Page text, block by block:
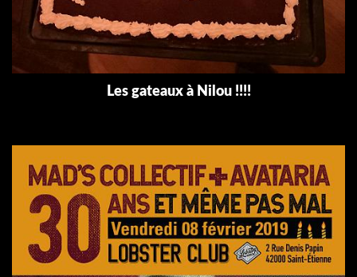
Les gateaux à Nilou !!!!